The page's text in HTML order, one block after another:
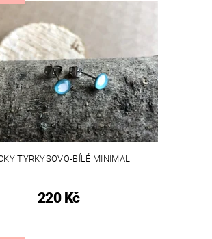
TYRKYSOVO-BÍLÉ MINIMAL
220 Kč